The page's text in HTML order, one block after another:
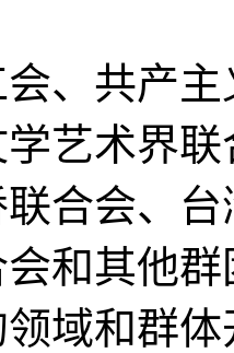
、共产主
艺术界
合会、
和其他
域和群